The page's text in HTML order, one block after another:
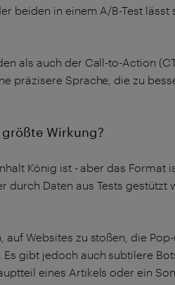
beiden in einem A/B-Test
als auch der Call-to-Action
präzisere Sprache, die zu
Wirkung?
König ist - aber das Format
durch Daten aus Tests
auf Websites zu stoßen, die
gibt jedoch auch subtilere
eines Artikels oder ein